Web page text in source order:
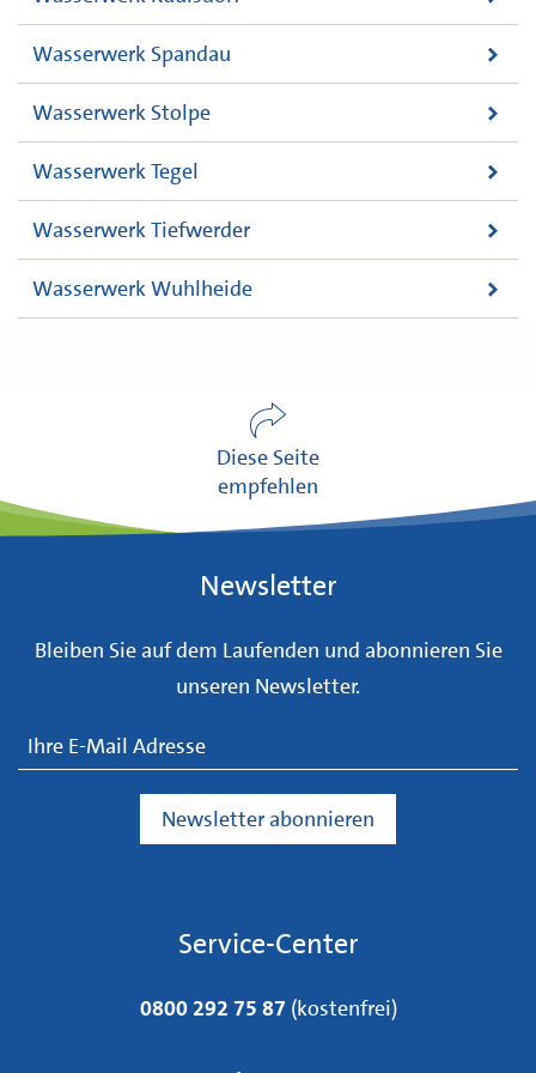
Filtrationsstufe vollständig zurückgehalten.
Wasserwerk Spandau
Wasserwerk Stolpe
Wasserwerk Tegel
Wasserwerk Tiefwerder
Wasserwerk Wuhlheide
Diese Seite
empfehlen
Newsletter
Bleiben Sie auf dem Laufenden und abonnieren Sie
unseren Newsletter.
Service-Center
0800 292 75 87 (kostenfrei)